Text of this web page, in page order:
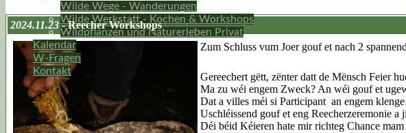
Wilde Wege - Wanderungen
Wilde Werkstatt - Kochen & Workshops
Wildpflanzen und Naturerleben Privat
Kalendar
W-Fragen
Kontakt
2024.11.23- Reecher Workshops
Zum Schluss vum Joer gouf et nach 2
Gereechert gëtt, zënter datt de Mënsch Feier
Ma zu wéi engem Zweck? An wéi gouf et
Dat a villes méi si Participant an engem
Uschléissend gouf et eng Reecherzeremonie a
Déi béid Kéieren hate mir richteg Chance